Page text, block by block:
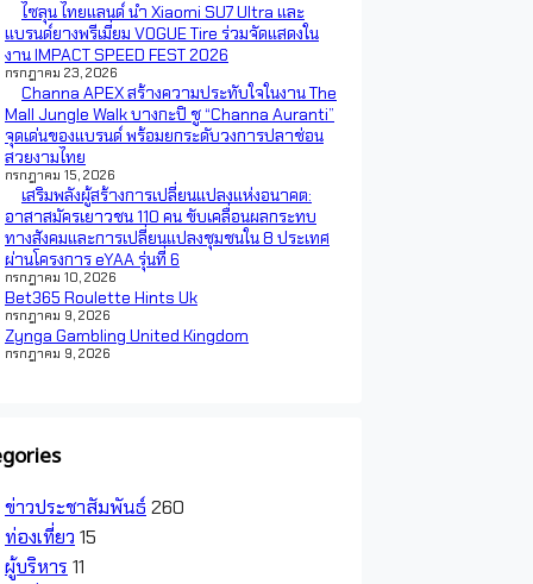
ไซลุน ไทยแลนด์ นำ Xiaomi SU7 Ultra และ
แบรนด์ยางพรีเมี่ยม VOGUE Tire ร่วมจัดแสดงใน
งาน IMPACT SPEED FEST 2026
กรกฎาคม 23, 2026
Channa APEX สร้างความประทับใจในงาน The
Mall Jungle Walk บางกะปิ ชู “Channa Auranti”
จุดเด่นของแบรนด์ พร้อมยกระดับวงการปลาช่อน
สวยงามไทย
กรกฎาคม 15, 2026
เสริมพลังผู้สร้างการเปลี่ยนแปลงแห่งอนาคต:
อาสาสมัครเยาวชน 110 คน ขับเคลื่อนผลกระทบ
ทางสังคมและการเปลี่ยนแปลงชุมชนใน 8 ประเทศ
ผ่านโครงการ eYAA รุ่นที่ 6
กรกฎาคม 10, 2026
Bet365 Roulette Hints Uk
กรกฎาคม 9, 2026
Zynga Gambling United Kingdom
กรกฎาคม 9, 2026
ข่าวประชาสัมพันธ์ 260
ท่องเที่ยว 15
ผู้บริหาร 11